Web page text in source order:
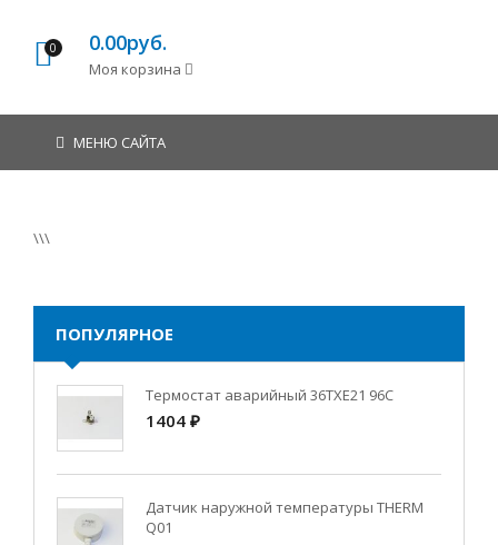
0 0.00руб.
Моя корзина
МЕНЮ САЙТА
\\\
ПОПУЛЯРНОЕ
Термостат аварийный 36TXE21 96C
1404 ₽
Датчик наружной температуры THERM
Q01